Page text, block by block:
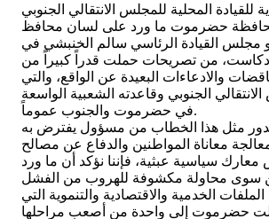
للقيادة المحلية للمجلس الانتقالي الجنوبي
حضرموت ما ورد على لسان محافظ
القيادة الرئاسي سالم الخنبشي في
من تصريحات حملت قدراً كبيراً من
والادعاءات البعيدة عن الواقع، والتي
الجنوبي وقاعدته الشعبية الواسعة
في حضرموت والجنوب عموماً.
مثل هذا الخطاب من مسؤول يفترض به
معاناة المواطنين والدفاع عن مصالح
معارك سياسية عبثية، فإننا نؤكد أن ما ورد
سوى محاولة مكشوفة للهروب من الفشل
الخدمية والاقتصادية والتنموية التي